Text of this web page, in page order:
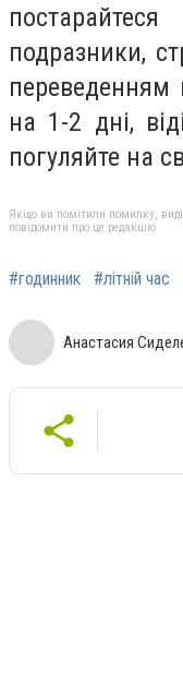
подразники,
переведенням
на 1-2 дні,
погуляйте на
Якщо ви помітили помилку,
повідомити про це редакцію
#годинник #літній час
Анастасия